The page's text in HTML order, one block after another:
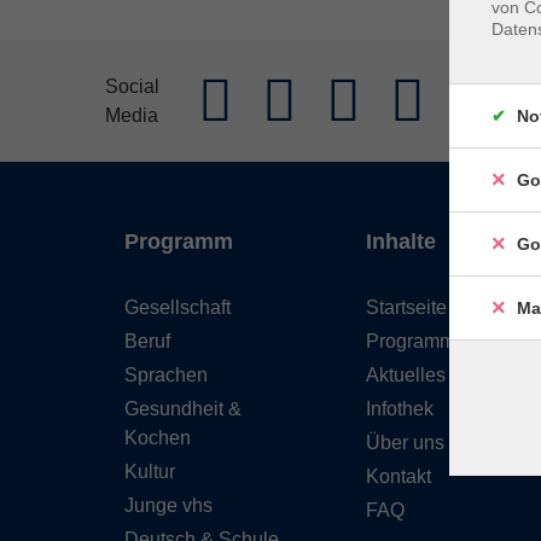
Social
Media
AGB
Programm
Gesellschaft
Beruf
Sprachen
Gesundheit &
Kochen
Kultur
Junge vhs
Inhalte
Startseite
Programm
Aktuelles
Infothek
Über uns
Kontakt
FAQ
von